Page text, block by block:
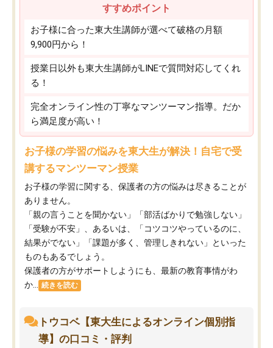
すすめポイント
お子様に合った東大生講師が選べて破格の月額
9,900円から！
授業日以外も東大生講師がLINEで質問対応してくれ
る！
完全オンライン性の丁寧なマンツーマン指導。だか
ら満足度が高い！
お子様の学習の悩みを東大生が解決！自宅で受
講するマンツーマン授業
お子様の学習に関する、保護者の方の悩みは尽きることが
ありません。
「親の言うことを聞かない」「部活ばかりで勉強しない」
「受験が不安」、あるいは、「コツコツやっているのに、
結果がでない」「課題が多く、管理しきれない」といった
ものもあるでしょう。
保護者の方がサポートしようにも、最新の教育事情がわ
か...
続きを読む
トウコベ【東大生によるオンライン個別指
導】の口コミ・評判